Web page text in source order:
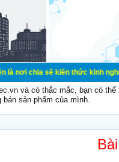
sẽ kiến thức kinh nghiệm
và có thắc mắc, bạn có
bán sản phẩm của mình.